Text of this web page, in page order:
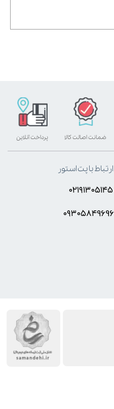
پرداخت آنلاین ضمانت اصالت کالا
ارتباط با پت استور
۰۲۱۹۱۳۰۵۱۴۵
۰۹۳۰۵8۴9696